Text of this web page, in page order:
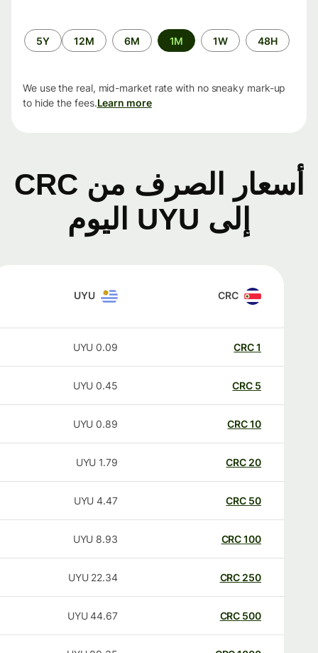
الفترة
الزمنية
48H
1W
1M
6M
12M
5Y
We use the real, mid-market rate with no sneaky mark-up
to hide the fees.Learn more
أسعار الصرف من CRC
إلى UYU اليوم
CRC
UYU
CRC
0.09
UYU
CRC
0.45
UYU
CRC
0.89
UYU
20
CRC
1.79
UYU
50
CRC
4.47
UYU
100
CRC
8.93
UYU
250
CRC
22.34
UYU
500
CRC
44.67
UYU